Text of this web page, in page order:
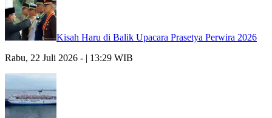
Kisah Haru di Balik Upacara Prasetya Perwira 2026
Rabu, 22 Juli 2026 - | 13:29 WIB